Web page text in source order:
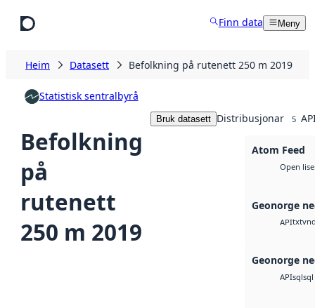
Finn data Meny
Heim Datasett Befolkning på rutenett 250 m 2019
Statistisk sentralbyrå
Befolkning
på
rutenett
250 m 2019
Bruk datasett Distribusjonar 5
Atom Feed
Open
Geonorge
APItxt
Geonorge
APIsqlsql